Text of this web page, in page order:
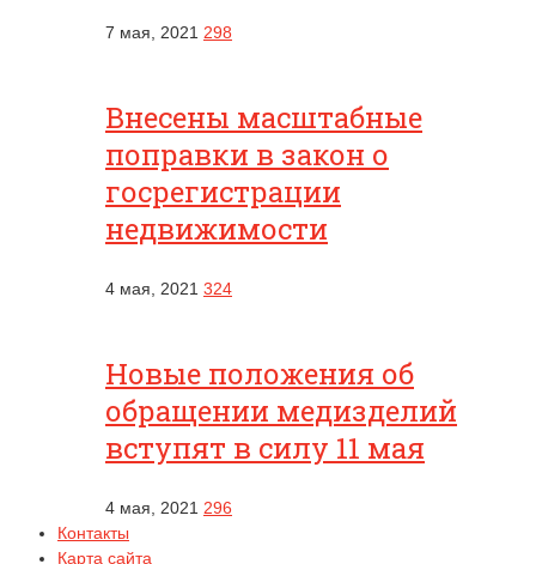
7 мая, 2021 298
Внесены масштабные
поправки в закон о
госрегистрации
недвижимости
4 мая, 2021 324
Новые положения об
обращении медизделий
вступят в силу 11 мая
4 мая, 2021 296
Контакты
Карта сайта